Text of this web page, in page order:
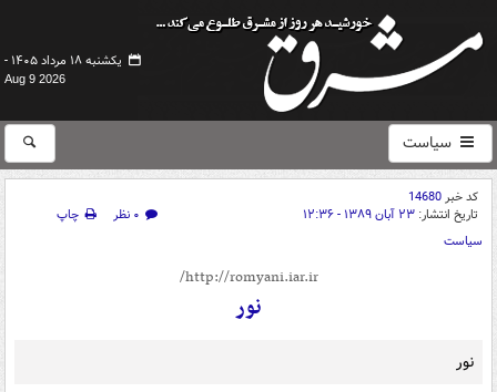
یکشنبه ۱۸ مرداد ۱۴۰۵ -
Aug 9 2026
سیاست
کد خبر14680
تاریخ انتشار: ۲۳ آبان ۱۳۸۹ - ۱۲:۳۶ ۰ نظر
چاپ
سیاست
http://romyani.iar.ir/
نور
نور